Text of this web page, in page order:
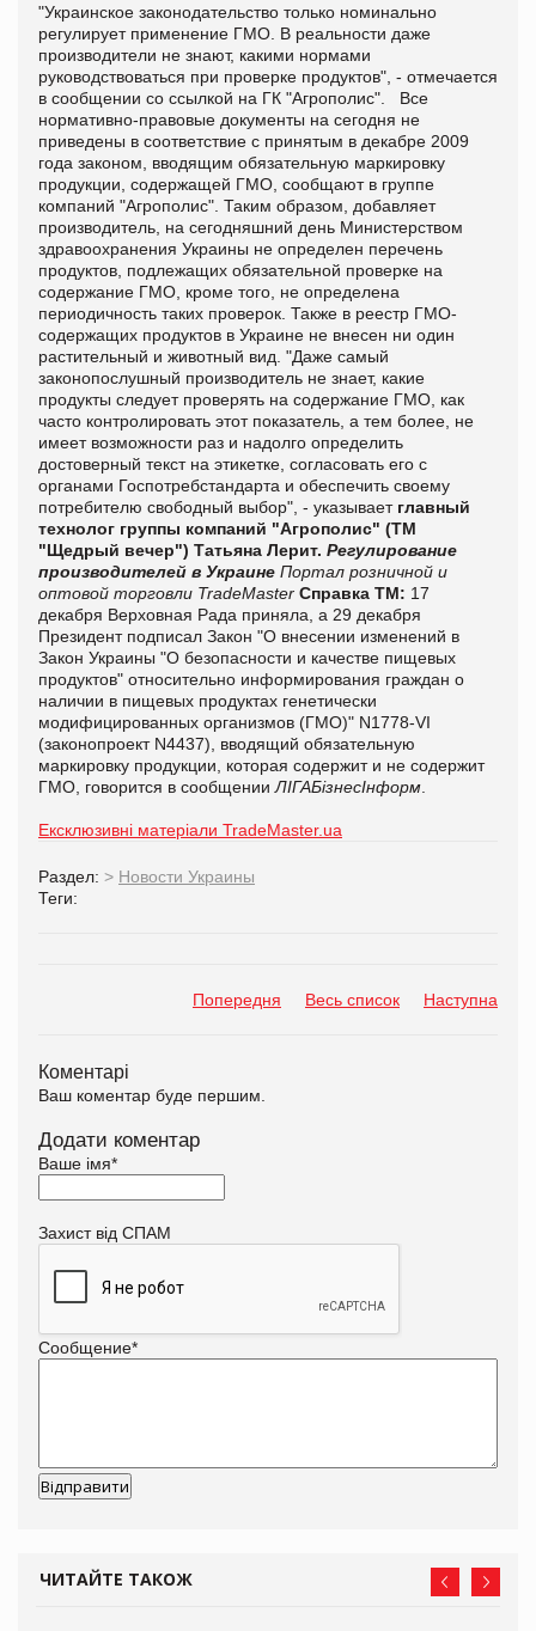
"Украинское законодательство только номинально
регулирует применение ГМО. В реальности даже
производители не знают, какими нормами
руководствоваться при проверке продуктов", - отмечается
в сообщении со ссылкой на ГК "Агрополис". Все
нормативно-правовые документы на сегодня не
приведены в соответствие с принятым в декабре 2009
года законом, вводящим обязательную маркировку
продукции, содержащей ГМО, сообщают в группе
компаний "Агрополис". Таким образом, добавляет
производитель, на сегодняшний день Министерством
здравоохранения Украины не определен перечень
продуктов, подлежащих обязательной проверке на
содержание ГМО, кроме того, не определена
периодичность таких проверок. Также в реестр ГМО-
содержащих продуктов в Украине не внесен ни один
растительный и животный вид. "Даже самый
законопослушный производитель не знает, какие
продукты следует проверять на содержание ГМО, как
часто контролировать этот показатель, а тем более, не
имеет возможности раз и надолго определить
достоверный текст на этикетке, согласовать его с
органами Госпотребстандарта и обеспечить своему
потребителю свободный выбор", - указывает главный
технолог группы компаний "Агрополис" (ТМ
"Щедрый вечер") Татьяна Лерит. Регулирование
производителей в Украине Портал розничной и
оптовой торговли TradeMaster Справка ТМ: 17
декабря Верховная Рада приняла, а 29 декабря
Президент подписал Закон "О внесении изменений в
Закон Украины "О безопасности и качестве пищевых
продуктов" относительно информирования граждан о
наличии в пищевых продуктах генетически
модифицированных организмов (ГМО)" N1778-VI
(законопроект N4437), вводящий обязательную
маркировку продукции, которая содержит и не содержит
ГМО, говорится в сообщении ЛІГАБізнесІнформ
Ексклюзивні матеріали TradeMaster.ua
Раздел: > Новости Украины
Теги:
Попередня Весь список Наступна
Коментарі
Ваш коментар буде першим.
Додати коментар
Ваше імя*
Захист від СПАМ
Сообщение*
ЧИТАЙТЕ ТАКОЖ